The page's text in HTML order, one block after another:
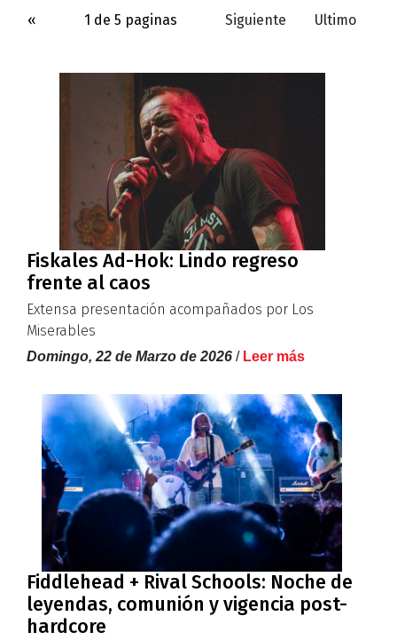
« 1 de 5 paginas Siguiente Ultimo
Fiskales Ad-Hok: Lindo regreso
frente al caos
Extensa presentación acompañados por Los
Miserables
Domingo, 22 de Marzo de 2026 / Leer más
Fiddlehead + Rival Schools: Noche de
leyendas, comunión y vigencia post-
hardcore